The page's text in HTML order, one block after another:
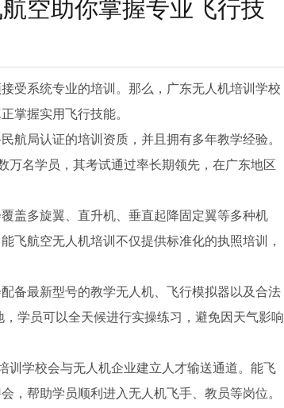
受系统专业的培训。那么，广东无人机培训学校
掌握实用飞行技能。
局认证的培训资质，并且拥有多年教学经验。
万名学员，其考试通过率长期领先，在广东地区
盖多旋翼、直升机、垂直起降固定翼等多种机
飞航空无人机培训不仅提供标准化的执照培训，
备最新型号的教学无人机、飞行模拟器以及合法
学员可以全天候进行实操练习，避免因天气影响
训学校会与无人机企业建立人才输送通道。能飞
帮助学员顺利进入无人机飞手、教员等岗位。